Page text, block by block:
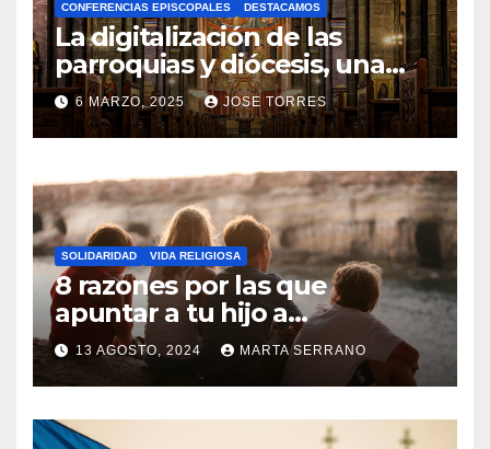
Y
C
O
M
N
T
A
R
I
O
S
CONFERENCIAS EPISCOPALES DESTACAMOS
La digitalización de las
parroquias y diócesis, una
realidad ya para el futuro de
la Iglesia
6 MARZO, 2025 JOSE TORRES
N
O
H
A
Y
SOLIDARIDAD VIDA RELIGIOSA
8 razones por las que
apuntar a tu hijo a
Catequesis
13 AGOSTO, 2024 MARTA SERRANO
N
O